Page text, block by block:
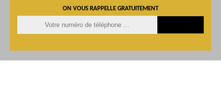
ON VOUS RAPPELLE GRATUITEMENT